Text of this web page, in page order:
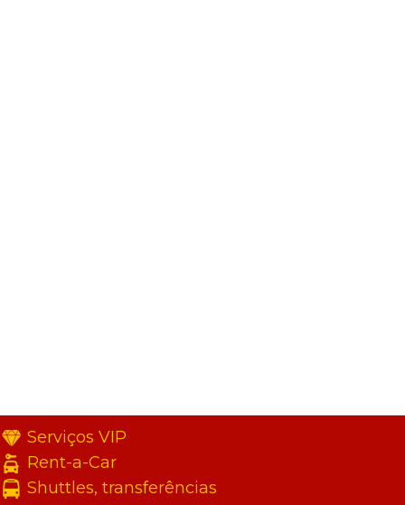
Serviços VIP
Rent-a-Car
Shuttles, transferências